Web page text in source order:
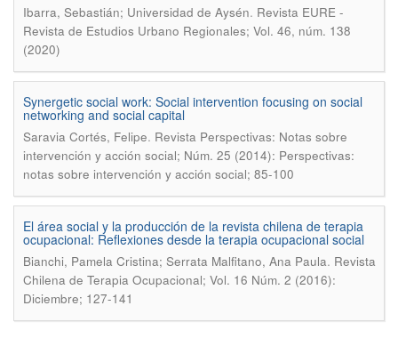
Ibarra, Sebastián; Universidad de Aysén. Revista EURE -
Revista de Estudios Urbano Regionales; Vol. 46, núm. 138
(2020)
Synergetic social work: Social intervention focusing on social
networking and social capital
Saravia Cortés, Felipe. Revista Perspectivas: Notas sobre
intervención y acción social; Núm. 25 (2014): Perspectivas:
notas sobre intervención y acción social; 85-100
El área social y la producción de la revista chilena de terapia
ocupacional: Reflexiones desde la terapia ocupacional social
Bianchi, Pamela Cristina; Serrata Malfitano, Ana Paula. Revista
Chilena de Terapia Ocupacional; Vol. 16 Núm. 2 (2016):
Diciembre; 127-141